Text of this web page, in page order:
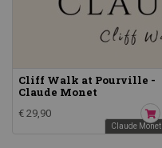
Claude Monet
Cliff Walk at Pourville -
Claude Monet
€ 29,90